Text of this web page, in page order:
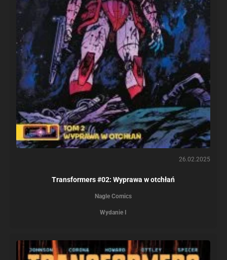
26.02.2025
Transformers #02: Wyprawa w otchłań
Nagle Comics
Wydanie I